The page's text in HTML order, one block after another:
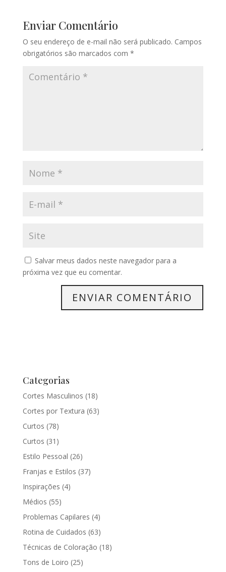
Enviar Comentário
O seu endereço de e-mail não será publicado. Campos
obrigatórios são marcados com *
Salvar meus dados neste navegador para a
próxima vez que eu comentar.
Categorias
Cortes Masculinos (18)
Cortes por Textura (63)
Curtos (78)
Curtos (31)
Estilo Pessoal (26)
Franjas e Estilos (37)
Inspirações (4)
Médios (55)
Problemas Capilares (4)
Rotina de Cuidados (63)
Técnicas de Coloração (18)
Tons de Loiro (25)